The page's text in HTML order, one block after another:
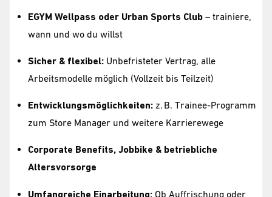
EGYM Wellpass oder Urban Sports Club – trainiere,
wann und wo du willst
Sicher & flexibel: Unbefristeter Vertrag, alle
Arbeitsmodelle möglich (Vollzeit bis Teilzeit)
Entwicklungsmöglichkeiten: z. B. Trainee-Programm
zum Store Manager und weitere Karrierewege
Corporate Benefits, Jobbike & betriebliche
Altersvorsorge
Umfangreiche Einarbeitung: Ob Auffrischung oder